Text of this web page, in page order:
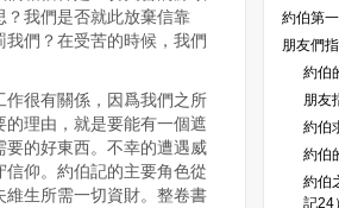
我們是否就此放棄信靠
們？在受苦的時候，我們
很有關係，因爲我們之所
理由，就是要能有一個遮
要的好東西。不幸的遭遇威
仰。約伯記的主要角色從
生所需一切資財。整卷書
約伯第
朋友們
約伯
朋友
約伯
約伯
約伯
記24）